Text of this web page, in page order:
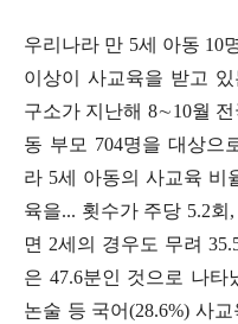
우리나라 만 5세 아동 10
이상이 사교육을 받고
구소가 지난해 8∼10월 전
동 부모 704명을 대상으
라 5세 아동의 사교육 비
육을... 횟수가 주당 5.2회 ,
면 2세의 경우도 무려
은 47.6분인 것으로 나타
논술 등 국어(28.6%) 사교